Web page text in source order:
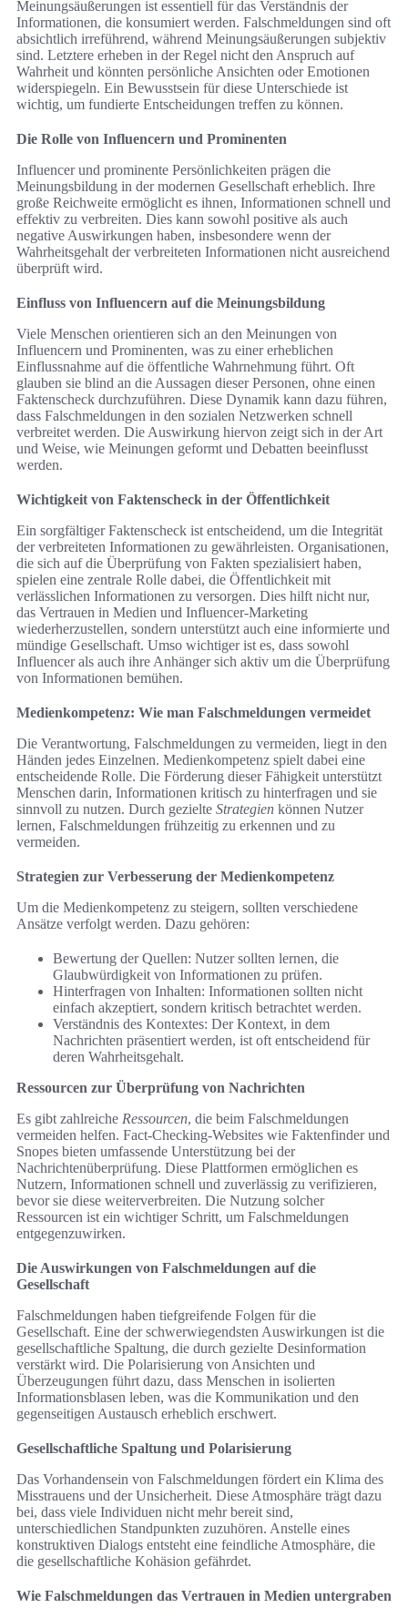
Meinungsäußerungen ist essentiell für das Verständnis der
Informationen, die konsumiert werden. Falschmeldungen sind oft
absichtlich irreführend, während Meinungsäußerungen subjektiv
sind. Letztere erheben in der Regel nicht den Anspruch auf
Wahrheit und könnten persönliche Ansichten oder Emotionen
widerspiegeln. Ein Bewusstsein für diese Unterschiede ist
wichtig, um fundierte Entscheidungen treffen zu können.
Die Rolle von Influencern und Prominenten
Influencer und prominente Persönlichkeiten prägen die
Meinungsbildung in der modernen Gesellschaft erheblich. Ihre
große Reichweite ermöglicht es ihnen, Informationen schnell und
effektiv zu verbreiten. Dies kann sowohl positive als auch
negative Auswirkungen haben, insbesondere wenn der
Wahrheitsgehalt der verbreiteten Informationen nicht ausreichend
überprüft wird.
Einfluss von Influencern auf die Meinungsbildung
Viele Menschen orientieren sich an den Meinungen von
Influencern und Prominenten, was zu einer erheblichen
Einflussnahme auf die öffentliche Wahrnehmung führt. Oft
glauben sie blind an die Aussagen dieser Personen, ohne einen
Faktenscheck durchzuführen. Diese Dynamik kann dazu führen,
dass Falschmeldungen in den sozialen Netzwerken schnell
verbreitet werden. Die Auswirkung hiervon zeigt sich in der Art
und Weise, wie Meinungen geformt und Debatten beeinflusst
werden.
Wichtigkeit von Faktenscheck in der Öffentlichkeit
Ein sorgfältiger Faktenscheck ist entscheidend, um die Integrität
der verbreiteten Informationen zu gewährleisten. Organisationen,
die sich auf die Überprüfung von Fakten spezialisiert haben,
spielen eine zentrale Rolle dabei, die Öffentlichkeit mit
verlässlichen Informationen zu versorgen. Dies hilft nicht nur,
das Vertrauen in Medien und Influencer-Marketing
wiederherzustellen, sondern unterstützt auch eine informierte und
mündige Gesellschaft. Umso wichtiger ist es, dass sowohl
Influencer als auch ihre Anhänger sich aktiv um die Überprüfung
von Informationen bemühen.
Medienkompetenz: Wie man Falschmeldungen vermeidet
Die Verantwortung, Falschmeldungen zu vermeiden, liegt in den
Händen jedes Einzelnen. Medienkompetenz spielt dabei eine
entscheidende Rolle. Die Förderung dieser Fähigkeit unterstützt
Menschen darin, Informationen kritisch zu hinterfragen und sie
sinnvoll zu nutzen. Durch gezielte Strategien können Nutzer
lernen, Falschmeldungen frühzeitig zu erkennen und zu
vermeiden.
Strategien zur Verbesserung der Medienkompetenz
Um die Medienkompetenz zu steigern, sollten verschiedene
Ansätze verfolgt werden. Dazu gehören:
Bewertung der Quellen: Nutzer sollten lernen, die
Glaubwürdigkeit von Informationen zu prüfen.
Hinterfragen von Inhalten: Informationen sollten nicht
einfach akzeptiert, sondern kritisch betrachtet werden.
Verständnis des Kontextes: Der Kontext, in dem
Nachrichten präsentiert werden, ist oft entscheidend für
deren Wahrheitsgehalt.
Ressourcen zur Überprüfung von Nachrichten
Es gibt zahlreiche Ressourcen, die beim Falschmeldungen
vermeiden helfen. Fact-Checking-Websites wie Faktenfinder und
Snopes bieten umfassende Unterstützung bei der
Nachrichtenüberprüfung. Diese Plattformen ermöglichen es
Nutzern, Informationen schnell und zuverlässig zu verifizieren,
bevor sie diese weiterverbreiten. Die Nutzung solcher
Ressourcen ist ein wichtiger Schritt, um Falschmeldungen
entgegenzuwirken.
Die Auswirkungen von Falschmeldungen auf die
Gesellschaft
Falschmeldungen haben tiefgreifende Folgen für die
Gesellschaft. Eine der schwerwiegendsten Auswirkungen ist die
gesellschaftliche Spaltung, die durch gezielte Desinformation
verstärkt wird. Die Polarisierung von Ansichten und
Überzeugungen führt dazu, dass Menschen in isolierten
Informationsblasen leben, was die Kommunikation und den
gegenseitigen Austausch erheblich erschwert.
Gesellschaftliche Spaltung und Polarisierung
Das Vorhandensein von Falschmeldungen fördert ein Klima des
Misstrauens und der Unsicherheit. Diese Atmosphäre trägt dazu
bei, dass viele Individuen nicht mehr bereit sind,
unterschiedlichen Standpunkten zuzuhören. Anstelle eines
konstruktiven Dialogs entsteht eine feindliche Atmosphäre, die
die gesellschaftliche Kohäsion gefährdet.
Wie Falschmeldungen das Vertrauen in Medien untergraben